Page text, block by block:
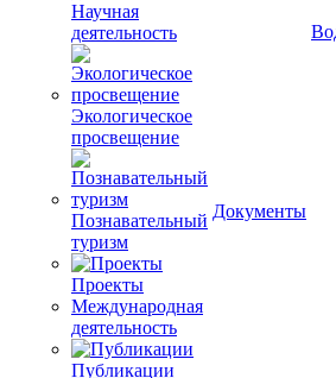
Научная
деятельность
Экологическое
просвещение
Познавательный
туризм
Проекты
Международная
деятельность
Публикации
Документы